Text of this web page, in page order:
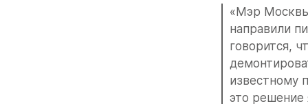
«Мэр
направили
говорится,
известному
это решение